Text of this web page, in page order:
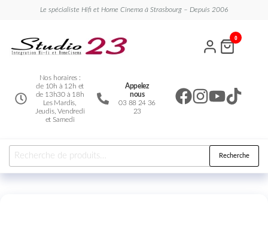
Le spécialiste Hifi et Home Cinema à Strasbourg – Depuis 2006
Nos horaires :
de 10h à 12h et
de 13h30 à 18h
Les Mardis,
Jeudis, Vendredi
et Samedi
Appelez
nous
03 88 24 36
23
0
Recherche